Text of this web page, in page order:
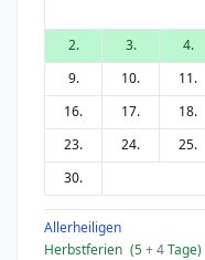
2.
3. 4.
9.
10. 11.
16.
17. 18.
23.
24. 25.
30.
Allerheiligen
Herbstferien (5+ 4Tage)